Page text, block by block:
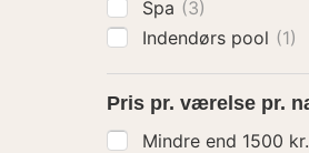
Spa (3)
Indendørs pool (1)
Pris pr. værelse pr.
Mindre end 1500 kr.